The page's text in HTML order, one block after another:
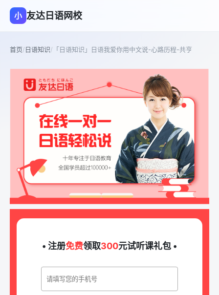
小 友达日语网校
首页/日语知识/ 「日语知识」日语我爱你用中文说-心路历程-共亨
• 注册免费领取300元试听课礼包 •